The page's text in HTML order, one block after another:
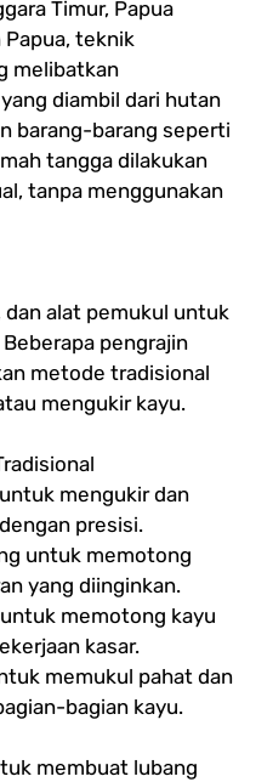
Timur, Papua
Papua, teknik
melibatkan
diambil dari hutan
barang-barang seperti
tangga dilakukan
tanpa menggunakan
dan alat pemukul untuk
pengrajin
metode tradisional
mengukir kayu.
mengukir dan
presisi.
untuk memotong
yang diinginkan.
memotong kayu
kasar.
memukul pahat dan
bagian kayu.
membuat lubang